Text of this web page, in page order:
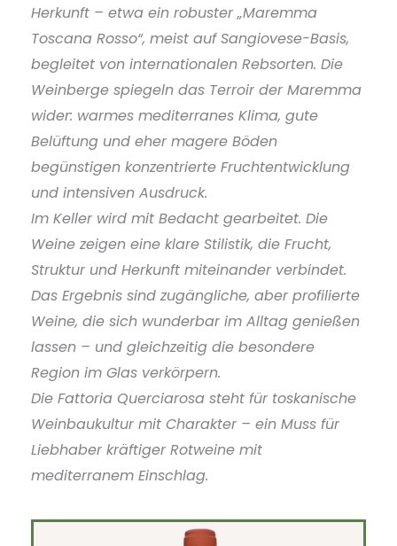
Herkunft – etwa ein robuster „Maremma
Toscana Rosso“, meist auf Sangiovese-Basis,
begleitet von internationalen Rebsorten. Die
Weinberge spiegeln das Terroir der Maremma
wider: warmes mediterranes Klima, gute
Belüftung und eher magere Böden
begünstigen konzentrierte Fruchtentwicklung
und intensiven Ausdruck.
Im Keller wird mit Bedacht gearbeitet. Die
Weine zeigen eine klare Stilistik, die Frucht,
Struktur und Herkunft miteinander verbindet.
Das Ergebnis sind zugängliche, aber profilierte
Weine, die sich wunderbar im Alltag genießen
lassen – und gleichzeitig die besondere
Region im Glas verkörpern.
Die Fattoria Querciarosa steht für toskanische
Weinbaukultur mit Charakter – ein Muss für
Liebhaber kräftiger Rotweine mit
mediterranem Einschlag.